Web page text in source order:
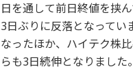
日を通して前日終値を挟
3日ぶりに反落となってい
なったほか、ハイテク株
らも3日続伸となりました。